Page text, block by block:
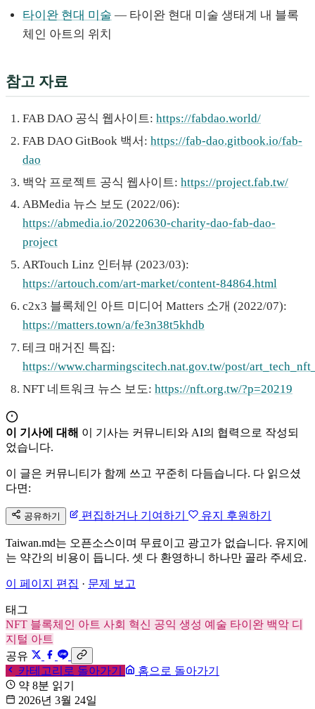
타이완 현대 미술 — 타이완 현대 미술 생태계 내 블록
체인 아트의 위치
참고 자료
FAB DAO 공식 웹사이트: https://fabdao.world/
FAB DAO GitBook 백서: https://fab-dao.gitbook.io/fab-
dao
백악 프로젝트 공식 웹사이트: https://project.fab.tw/
ABMedia 뉴스 보도 (2022/06):
https://abmedia.io/20220630-charity-dao-fab-dao-
project
ARTouch Linz 인터뷰 (2023/03):
https://artouch.com/art-market/content-84864.html
c2x3 블록체인 아트 미디어 Matters 소개 (2022/07):
https://matters.town/a/fe3n38t5khdb
테크 매거진 특집:
https://www.charmingscitech.nat.gov.tw/post/
NFT 네트워크 뉴스 보도: https://nft.org.tw/?p=20219
이 기사에 대해 이 기사는 커뮤니티와 AI의 협력으로 작성되
었습니다.
이 글은 커뮤니티가 함께 쓰고 꾸준히 다듬습니다. 다 읽으셨
다면:
공유하기 편집하거나 기여하기 유지 후원하기
Taiwan.md는 오픈소스이며 무료이고 광고가 없습니다. 유지에
는 약간의 비용이 듭니다. 셋 다 환영하니 하나만 골라 주세요.
이 페이지 편집 · 문제 보고
태그
NFT 블록체인 아트 사회 혁신 공익 생성 예술 타이완 백악 디
지털 아트
공유
카테고리로 돌아가기
홈으로 돌아가기
약 8분 읽기
2026년 3월 24일